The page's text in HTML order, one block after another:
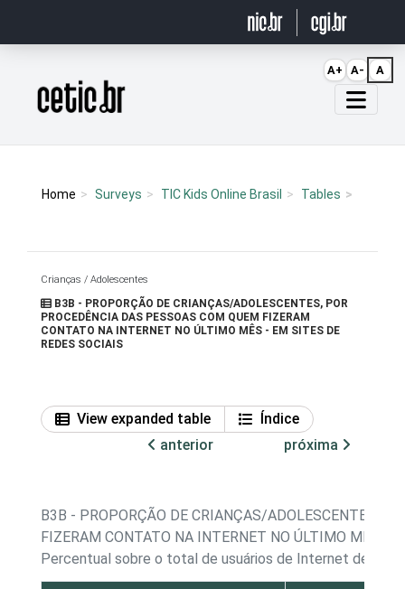
Página inicial
Home Surveys TIC Kids Online Brasil Tables
Crianças / Adolescentes
B3B - PROPORÇÃO DE CRIANÇAS/ADOLESCENTES, POR
PROCEDÊNCIA DAS PESSOAS COM QUEM FIZERAM
CONTATO NA INTERNET NO ÚLTIMO MÊS - EM SITES DE
REDES SOCIAIS
View expanded table
Índice
anterior
próxima
B3B - PROPORÇÃO DE CRIANÇAS/ADOLESCENTES,
FIZERAM CONTATO NA INTERNET NO ÚLTIMO MÊS -
Percentual sobre o total de usuários de Internet de 11 a
A+ A- A